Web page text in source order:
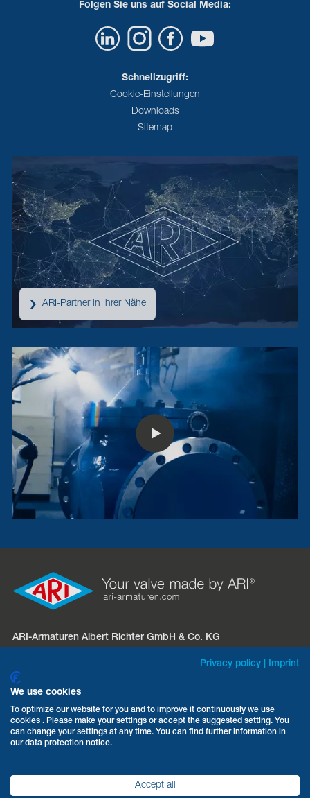
Folgen Sie uns auf Social Media:
Schnellzugriff:
Cookie-Einstellungen
Downloads
Sitemap
ARI-Partner in Ihrer Nähe
ARI-Armaturen Albert Richter GmbH & Co. KG
D-33758 Schloß Holte-Stukenbrock
Telefon:+49 5207 994-0
Fax: +49 5207 994-297 / -298
E-Mail: info.vertrieb@ari-armaturen.com
AGB Datenschutz Impressum
Privacy policy Imprint
We use cookies
To optimize our website for you and to improve it continuously we use
cookies . Please make your settings or accept the suggested setting. You
can change your settings at any time. You can find further information in
our data protection notice.
Accept all